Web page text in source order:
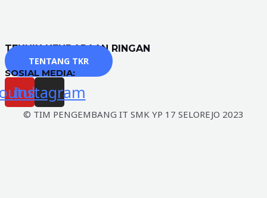
TEKNIK KENDARAAN RINGAN
TENTANG TKR
SOSIAL MEDIA:
Instagram
© TIM PENGEMBANG IT SMK YP 17 SELOREJO 2023